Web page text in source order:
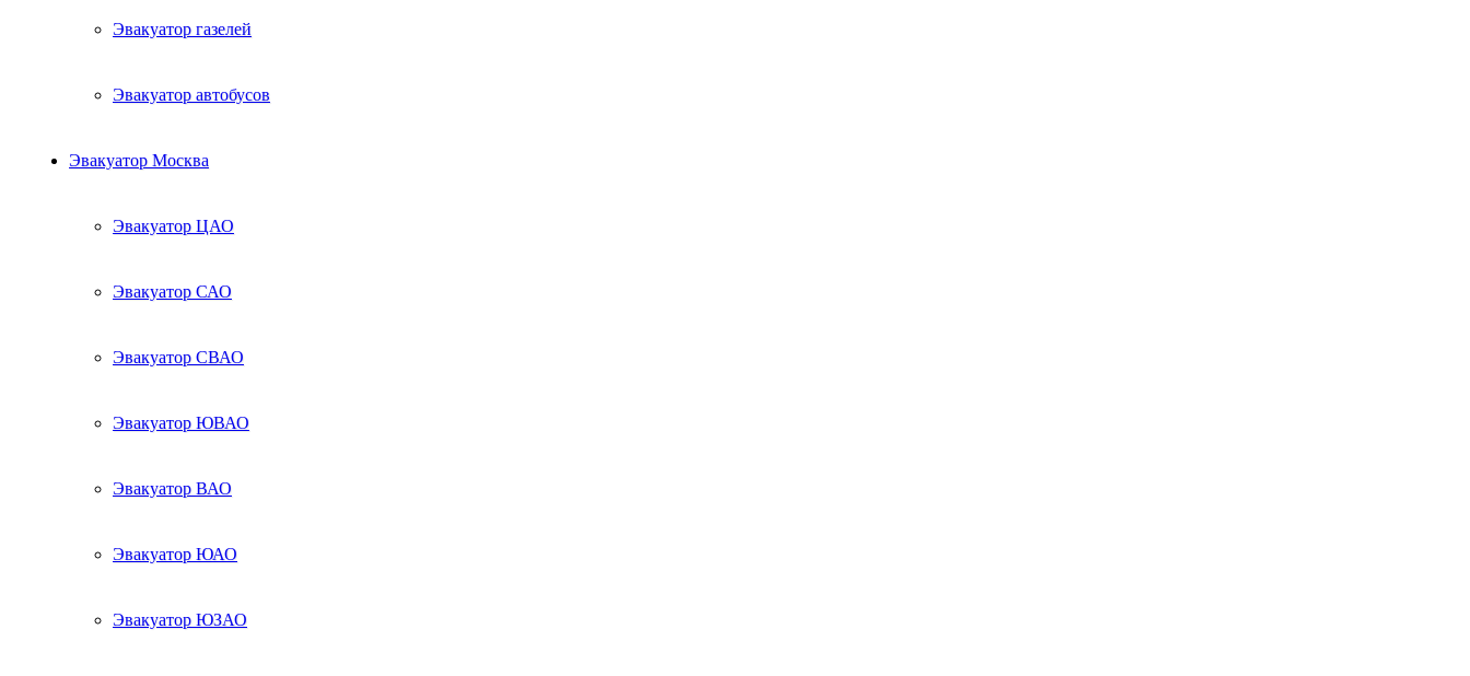
Эвакуатор газелей
Эвакуатор автобусов
Эвакуатор Москва
Эвакуатор ЦАО
Эвакуатор САО
Эвакуатор СВАО
Эвакуатор ЮВАО
Эвакуатор ВАО
Эвакуатор ЮАО
Эвакуатор ЮЗАО